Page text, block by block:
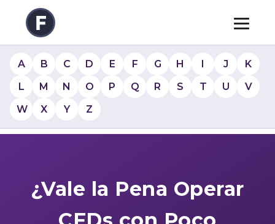
A B C D E F G H I J
K
L
M N O P Q R S T U
V
W
X Y Z
¿Vale la Pena Operar